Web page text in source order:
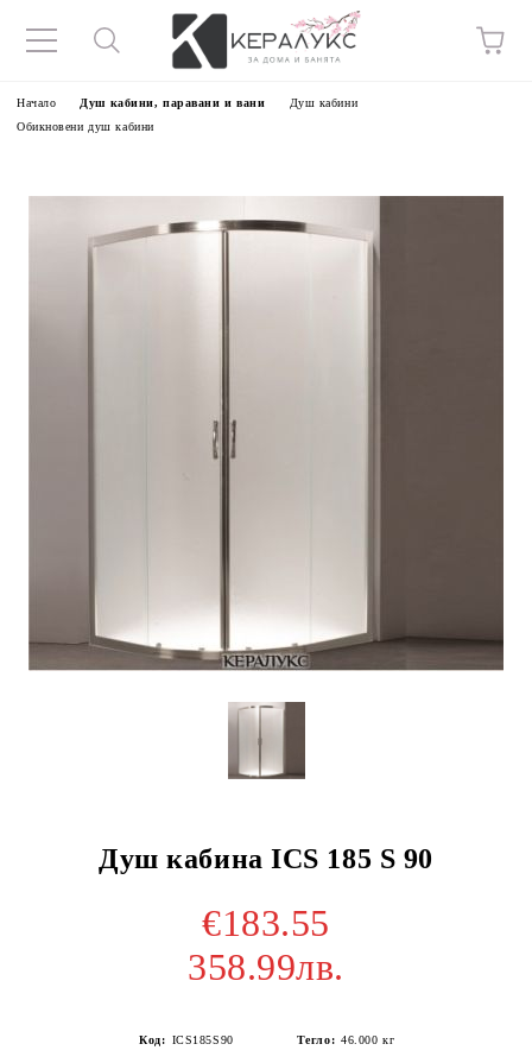
Начало Душ кабини, паравани и вани
Душ кабини
Обикновени душ кабини
Душ кабина ICS 185 S 90
€183.55
358.99лв.
Код: ICS185S90 Тегло: 46.000 кг